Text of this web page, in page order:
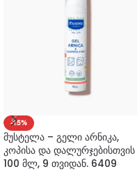
-15%
მუსტელა – გელი არნიკა,
კოპისა და დალურჯებისთვის
100 მლ, 9 თვიდან. 6409